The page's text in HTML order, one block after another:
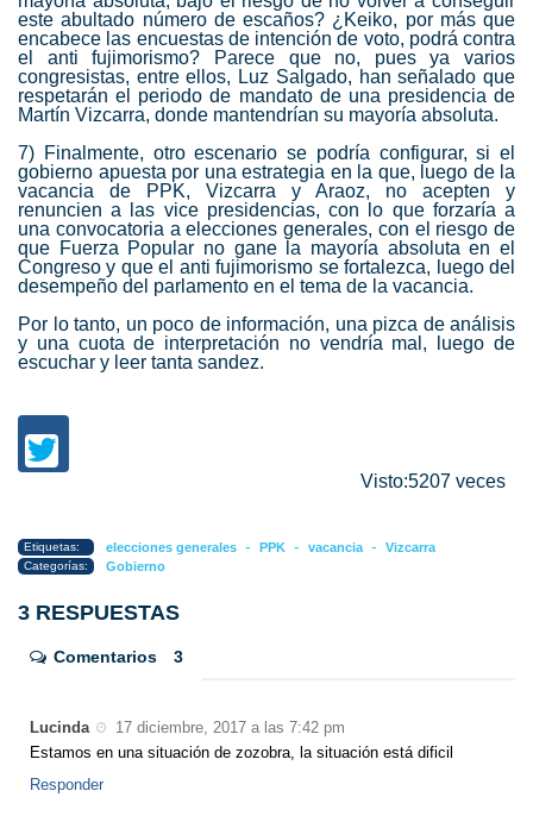
este abultado número de escaños? ¿Keiko, por más que
encabece las encuestas de intención de voto, podrá contra
el anti fujimorismo? Parece que no, pues ya varios
congresistas, entre ellos, Luz Salgado, han señalado que
respetarán el periodo de mandato de una presidencia de
Martín Vizcarra, donde mantendrían su mayoría absoluta.
7) Finalmente, otro escenario se podría configurar, si el
gobierno apuesta por una estrategia en la que, luego de la
vacancia de PPK, Vizcarra y Araoz, no acepten y
renuncien a las vice presidencias, con lo que forzaría a
una convocatoria a elecciones generales, con el riesgo de
que Fuerza Popular no gane la mayoría absoluta en el
Congreso y que el anti fujimorismo se fortalezca, luego del
desempeño del parlamento en el tema de la vacancia.
Por lo tanto, un poco de información, una pizca de análisis
y una cuota de interpretación no vendría mal, luego de
escuchar y leer tanta sandez.
Visto:5207 veces
Etiquetas: elecciones generales - PPK - vacancia - Vizcarra
Categorías: Gobierno
3 RESPUESTAS
Comentarios 3
Lucinda
17 diciembre, 2017 a las 7:42 pm
Estamos en una situación de zozobra, la situación está dificil
Responder